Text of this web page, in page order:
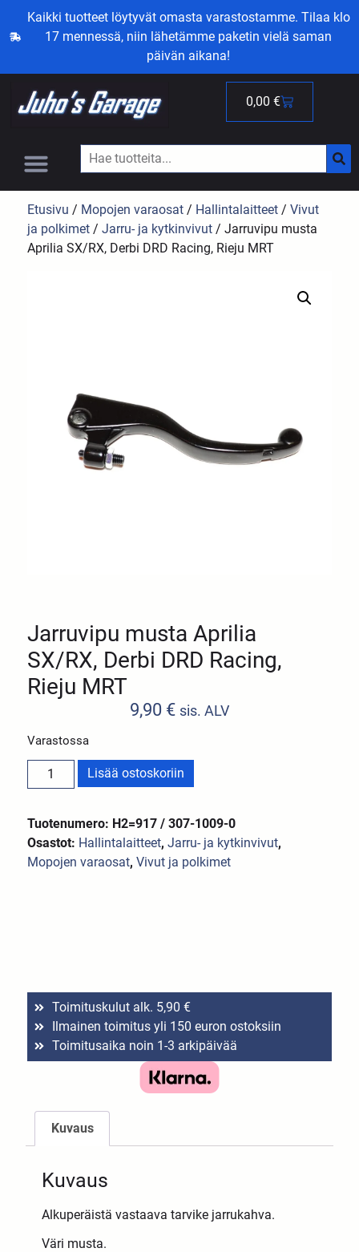
Kaikki tuotteet löytyvät omasta varastostamme. Tilaa klo
17 mennessä, niin lähetämme paketin vielä saman
päivän aikana!
0,00 €
Etusivu / Mopojen varaosat / Hallintalaitteet /Vivut
ja polkimet /Jarru- ja kytkinvivut / Jarruvipu musta
Aprilia SX/RX, Derbi DRD Racing, Rieju MRT
Jarruvipu musta Aprilia
SX/RX, Derbi DRD Racing,
Rieju MRT
9,90 € sis. ALV
Varastossa
Lisää ostoskoriin
Tuotenumero: H2=917 / 307-1009-0
Osastot: Hallintalaitteet,Jarru- ja kytkinvivut,
Mopojen varaosat,Vivut ja polkimet
Toimituskulut alk. 5,90 €
Ilmainen toimitus yli 150 euron ostoksiin
Toimitusaika noin 1-3 arkipäivää
Kuvaus
Kuvaus
Alkuperäistä vastaava tarvike jarrukahva.
Väri musta.